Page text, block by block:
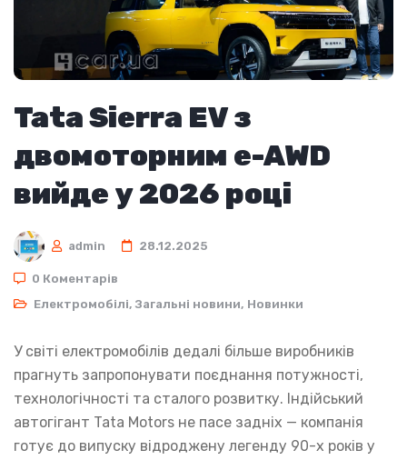
Tata Sierra EV з
двомоторним e-AWD
вийде у 2026 році
admin 28.12.2025
0 Коментарів
Електромобілі, Загальні новини, Новинки
У світі електромобілів дедалі більше виробників
прагнуть запропонувати поєднання потужності,
технологічності та сталого розвитку. Індійський
автогігант Tata Motors не пасе задніх — компанія
готує до випуску відроджену легенду 90-х років у